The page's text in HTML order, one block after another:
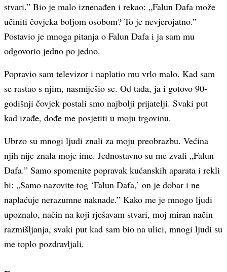
stvari.” Bio je malo iznenađen i rekao: „Falun Dafa može
učiniti čovjeka boljom osobom? To je nevjerojatno.”
Postavio je mnoga pitanja o Falun Dafa i ja sam mu
odgovorio jedno po jedno.
Popravio sam televizor i naplatio mu vrlo malo. Kad sam
se rastao s njim, nasmiješio se. Od tada, ja i gotovo 90-
godišnji čovjek postali smo najbolji prijatelji. Svaki put
kad izađe, dođe me posjetiti u moju trgovinu.
Ubrzo su mnogi ljudi znali za moju preobrazbu. Većina
njih nije znala moje ime. Jednostavno su me zvali „Falun
Dafa.” Samo spomenite popravak kućanskih aparata i rekli
bi: „Samo nazovite tog ‘Falun Dafa,’ on je dobar i ne
naplaćuje nerazumne naknade.” Kako me je mnogo ljudi
upoznalo, način na koji rješavam stvari, moj miran način
razmišljanja, svaki put kad sam bio na ulici, mnogi ljudi su
me toplo pozdravljali.